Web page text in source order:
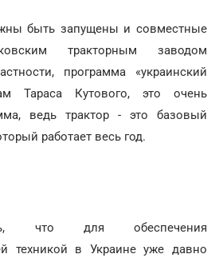
быть запущены и совместные
тракторным заводом
программа «украинский
Тараса Кутового, это очень
ведь трактор - это базовый
работает весь год.
что для обеспечения
техникой в Украине уже давно